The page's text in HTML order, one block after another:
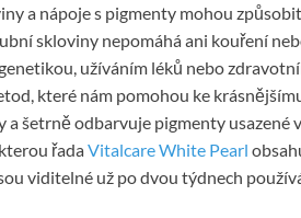
a nápoje s pigmenty mohou
skloviny nepomáhá ani kouření
užíváním léků nebo
které nám pomohou ke
a šetrně odbarvuje pigmenty
řadaVitalcare White Pearl
viditelné už po dvou týdnech